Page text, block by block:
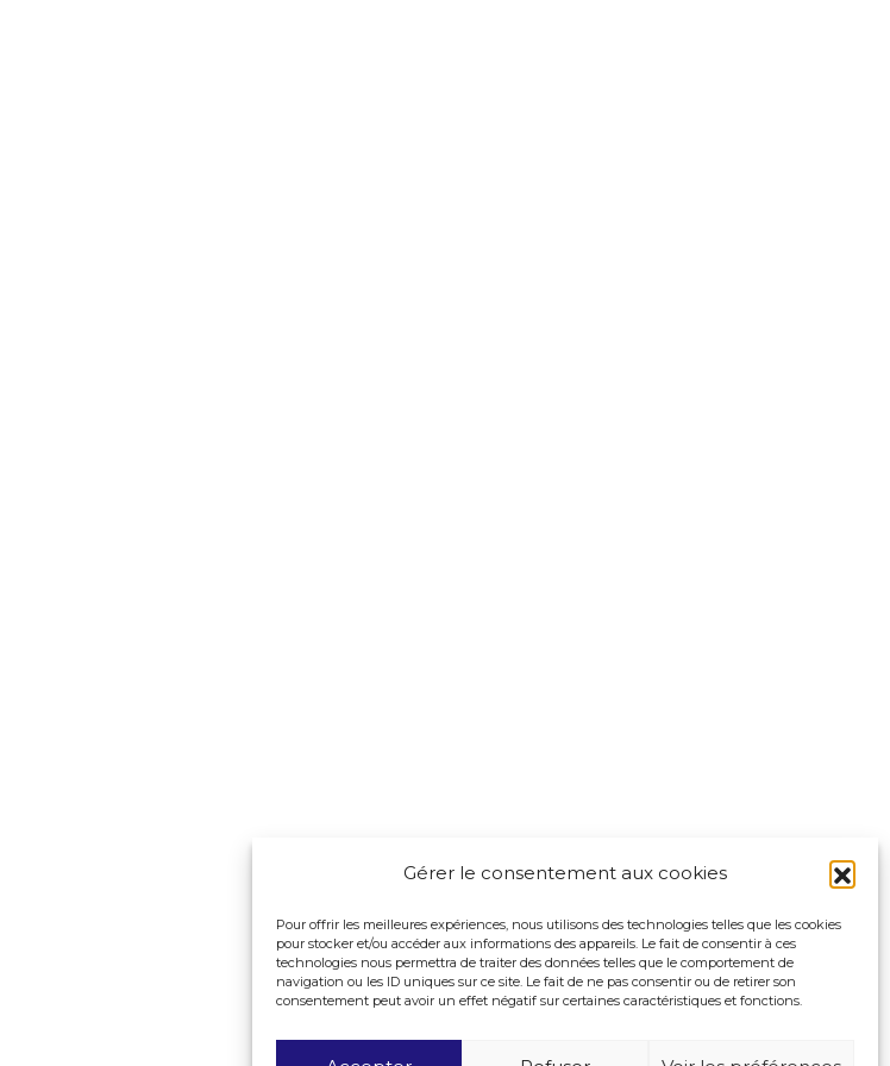
Gérer le consentement aux cookies
Pour offrir les meilleures expériences, nous utilisons des technologies telles que les cookies
pour stocker et/ou accéder aux informations des appareils. Le fait de consentir à ces
technologies nous permettra de traiter des données telles que le comportement de
navigation ou les ID uniques sur ce site. Le fait de ne pas consentir ou de retirer son
consentement peut avoir un effet négatif sur certaines caractéristiques et fonctions.